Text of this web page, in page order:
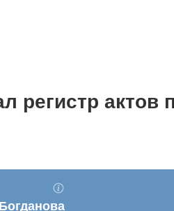
регистр актов